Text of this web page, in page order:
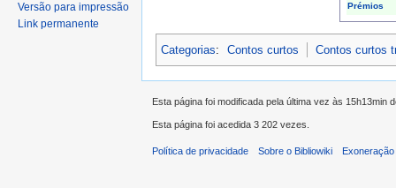
Prémios
Categorias: Contos curtos Contos curtos
Versão para impressão
Link permanente
Esta página foi modificada pela última vez às 15h13min
Esta página foi acedida 3 202 vezes.
Política de privacidade Sobre o Bibliowiki